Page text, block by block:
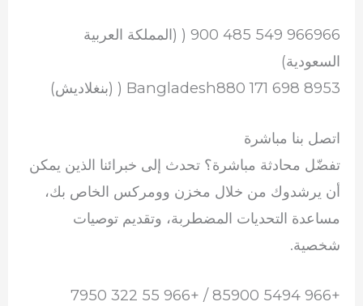
966966 549 485 900 ( (المملكة العربية
السعودية)
Bangladesh880 171 698 8953 ( (بنغلاديش)
اتصل بنا مباشرة
تفضّل محادثة مباشرة؟ تحدث إلى خبرائنا الذين يمكن
أن يرشدوك من خلال مخزن وومركس الخاص بك،
مساعدة التحديات المضطربة، وتقديم توصيات
شخصية.
+966 5494 85900 / +966 55 322 7950